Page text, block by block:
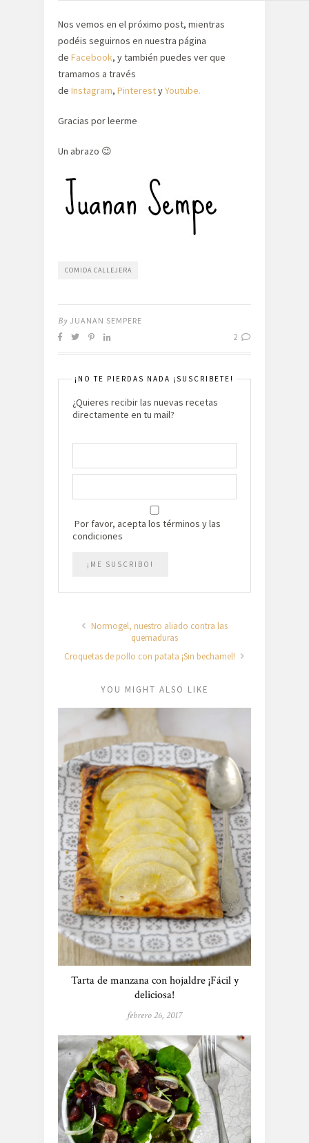
Nos vemos en el próximo post, mientras
podéis seguirnos en nuestra página
de Facebook, y también puedes ver que
tramamos a través
de Instagram, PinterestyYoutube.
Gracias por leerme
Un abrazo 😉
COMIDA CALLEJERA
By JUANAN SEMPERE
2
¡NO TE PIERDAS NADA ¡SUSCRIBETE!
¿Quieres recibir las nuevas recetas
directamente en tu mail?
Por favor, acepta los términos y las
condiciones
Normogel, nuestro aliado contra las
quemaduras
Croquetas de pollo con patata ¡Sin bechamel!
YOU MIGHT ALSO LIKE
Tarta de manzana con hojaldre ¡Fácil y
deliciosa!
febrero 26, 2017